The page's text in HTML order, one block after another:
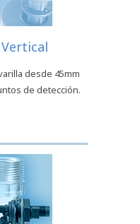
desde 45mm
de detección.